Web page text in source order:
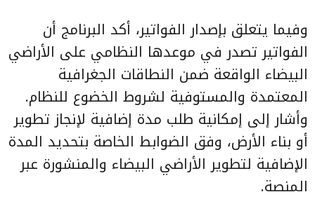
وفيما يتعلق بإصدار الفواتير، أكد البرنامج أن
الفواتير تصدر في موعدها النظامي على الأراضي
البيضاء الواقعة ضمن النطاقات الجغرافية
المعتمدة والمستوفية لشروط الخضوع للنظام.
وأشار إلى إمكانية طلب مدة إضافية لإنجاز تطوير
أو بناء الأرض، وفق الضوابط الخاصة بتحديد المدة
الإضافية لتطوير الأراضي البيضاء والمنشورة عبر
المنصة.